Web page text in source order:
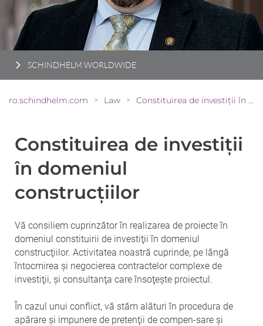
SCHINDHELM WORLDWIDE
ro.schindhelm.com > Law >
Constituirea de investiţii
în domeniul
construcţiilor
Vă consiliem cuprinzător în realizarea de proiecte în
domeniul constituirii de investiţii în domeniul
construcţiilor. Activitatea noastră cuprinde, pe lângă
întocmirea şi negocierea contractelor complexe de
investiţii, şi consultanţa care însoţeşte proiectul.
În cazul unui conflict, vă stăm alături în procedura de
apărare şi impunere de pretenţii de compen-sare şi